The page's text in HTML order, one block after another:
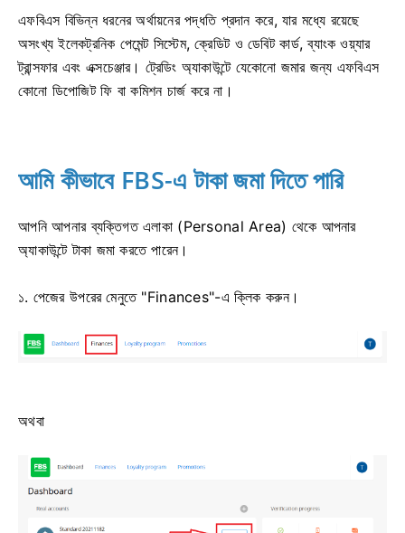
এফবিএস বিভিন্ন ধরনের অর্থায়নের পদ্ধতি প্রদান করে, যার মধ্যে রয়েছে
অসংখ্য ইলেকট্রনিক পেমেন্ট সিস্টেম, ক্রেডিট ও ডেবিট কার্ড, ব্যাংক ওয়্যার
ট্রান্সফার এবং এক্সচেঞ্জার। ট্রেডিং অ্যাকাউন্টে যেকোনো জমার জন্য এফবিএস
কোনো ডিপোজিট ফি বা কমিশন চার্জ করে না।
আমি কীভাবে FBS-এ টাকা জমা দিতে পারি
আপনি আপনার ব্যক্তিগত এলাকা (Personal Area) থেকে আপনার
অ্যাকাউন্টে টাকা জমা করতে পারেন।
১. পেজের উপরের মেনুতে "Finances"-এ ক্লিক করুন।
অথবা